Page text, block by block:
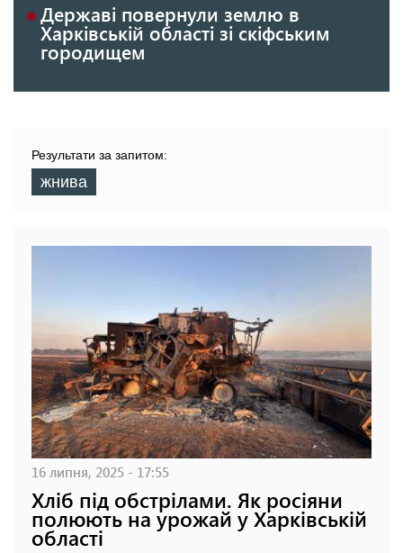
Державі повернули землю в
Харківській області зі скіфським
городищем
Результати за запитом:
жнива
16 липня, 2025 - 17:55
Хліб під обстрілами. Як росіяни
полюють на урожай у Харківській
області